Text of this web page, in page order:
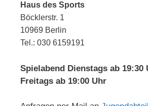
Haus des Sports
Böcklerstr. 1
10969 Berlin
Tel.: 030 6159191
Spielabend Dienstags ab 19:30
Freitags ab 19:00 Uhr